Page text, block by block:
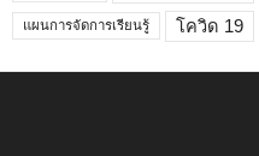
แผนการจัดการเรียนรู้ โควิด 19